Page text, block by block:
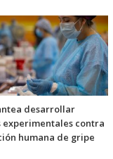
desarrollar
experimentales contra
humana de gripe